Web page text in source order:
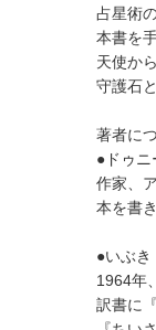
占星術
本書を
天使か
守護石
著者に
●ドゥ
作家、
本を書
●いぶき
1964年
訳書に